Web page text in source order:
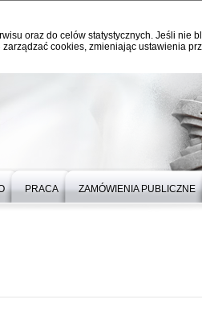
oraz do celów statystycznych. Jeśli nie
cookies, zmieniając ustawienia
PRACA ZAMÓWIENIA PUBLICZNE